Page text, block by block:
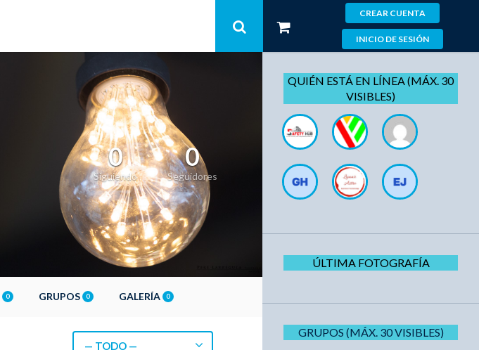
CREAR CUENTA
INICIO DE SESIÓN
0
Siguiendo
0
Seguidores
0 GRUPOS 0 GALERÍA 0
— TODO —
QUIÉN ESTÁ EN LÍNEA (MÁX. 30
VISIBLES)
ÚLTIMA FOTOGRAFÍA
GRUPOS (MÁX. 30 VISIBLES)